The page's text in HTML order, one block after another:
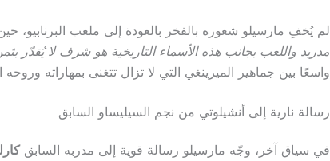
لم يُخفِ مارسيلو شعوره بالفخر بالعودة إلى ملعب البرنابيو،
مدريد واللعب بجانب هذه الأسماء التاريخية هو شرف لا يُقدّر
واسعًا بين جماهير الميرينغي التي لا تزال تتغنى بمهاراته
رسالة نارية إلى أنشيلوتي من نجم السيليساو السابق
في سياق آخر، وجّه مارسيلو رسالة قوية إلى مدربه السابق